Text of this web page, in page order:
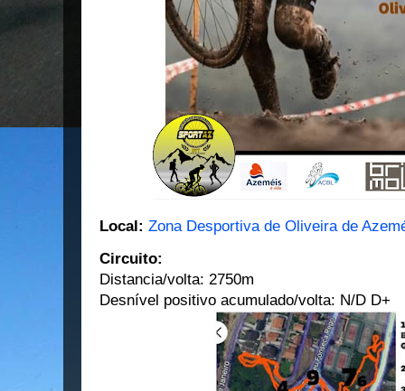
Local: Zona Desportiva de Oliveira de
Circuito:
Distancia/volta: 2750m
Desnível positivo acumulado/volta: N/D D+